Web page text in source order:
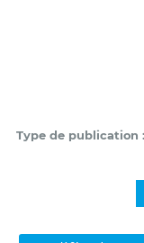
Type de publication